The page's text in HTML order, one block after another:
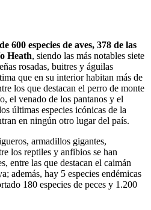
600 especies de aves, 378 de las
Heath, siendo las más notables siete
rosadas, buitres y águilas
que en su interior habitan más de
los que destacan el perro de monte
el venado de los pantanos y el
últimas especies icónicas de la
en ningún otro lugar del país.
armadillos gigantes,
los reptiles y anfibios se han
entre las que destacan el caimán
además, hay 5 especies endémicas
180 especies de peces y 1.200